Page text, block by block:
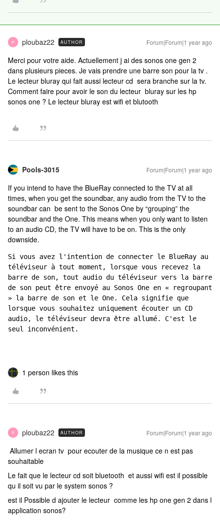
P ploubaz22 AUTHOR Forum|Forum|1 year ago
Merci pour votre aide. Actuellement j ai des sonos one gen 2
dans plusieurs pieces. Je vais prendre une barre son pour la tv .
Le lecteur bluray qui fait aussi lecteur cd sera branche sur la tv.
Comment faire pour avoir le son du lecteur bluray sur les hp
sonos one ? Le lecteur bluray est wifi et blutooth
Pools-3015 Forum|Forum|1 year ago
If you intend to have the BlueRay connected to the TV at all
times, when you get the soundbar, any audio from the TV to the
soundbar can be sent to the Sonos One by “grouping” the
soundbar and the One. This means when you only want to listen
to an audio CD, the TV will have to be on. This is the only
downside.
Si vous avez l'intention de connecter le BlueRay au
téléviseur à tout moment, lorsque vous recevez la
barre de son, tout audio du téléviseur vers la barre
de son peut être envoyé au Sonos One en « regroupant
» la barre de son et le One. Cela signifie que
lorsque vous souhaitez uniquement écouter un CD
audio, le téléviseur devra être allumé. C'est le
seul inconvénient.
1 person likes this
P ploubaz22 AUTHOR Forum|Forum|1 year ago
Allumer l ecran tv pour ecouter de la musique ce n est pas
souhaitable
Le fait que le lecteur cd soit bluetooth et aussi wifi est il possible
qu il soit vu par le system sonos ?
est il Possible d ajouter le lecteur comme les hp one gen 2 dans l
application sonos?